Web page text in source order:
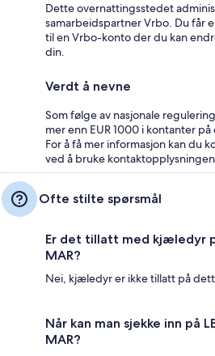
Dette overnattingsstedet
samarbeidspartner Vrbo. Du får
til en Vrbo-konto der du kan
din.
Verdt å nevne
Som følge av nasjonale
mer enn EUR 1000 i kontanter
For å få mer informasjon kan du
ved å bruke
Ofte stilte spørsmål
Er det tillatt med kjæledyr på
MAR?
Nei, kjæledyr er ikke tillatt på
Når kan man sjekke inn på
MAR?